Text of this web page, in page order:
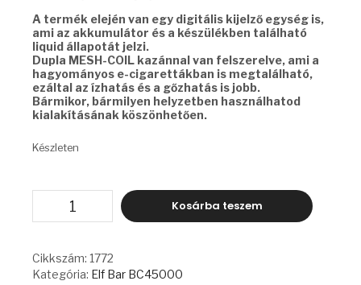
A termék elején van egy digitális kijelző egység is,
ami az akkumulátor és a készülékben található
liquid állapotát jelzi.
Dupla MESH-COIL kazánnal van felszerelve, ami a
hagyományos e-cigarettákban is megtalálható,
ezáltal az ízhatás és a gőzhatás is jobb.
Bármikor, bármilyen helyzetben használhatod
kialakításának köszönhetően.
Készleten
BC45000
BLACKCURRANT
GRAPE
mennyiség
Kosárba teszem
Cikkszám: 1772
Kategória: Elf Bar BC45000